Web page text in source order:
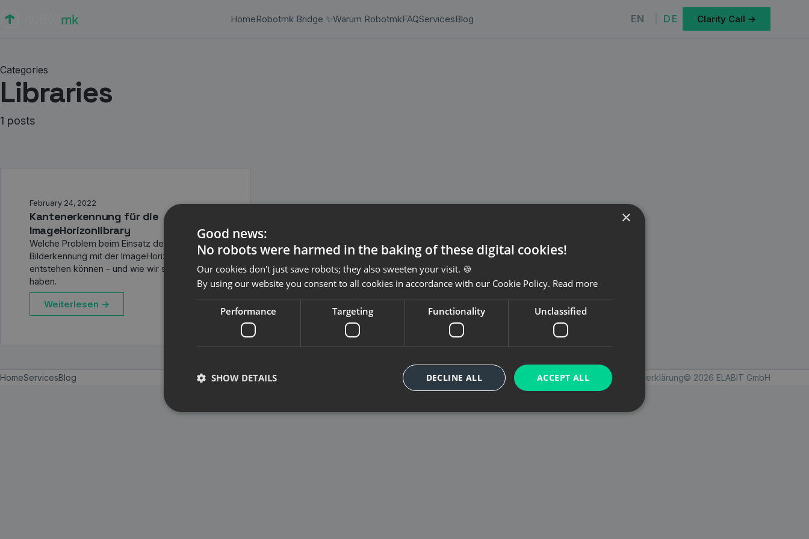
HomeRobotmk Bridge ✨Warum RobotmkFAQServicesBlog EN DE Clarity Call →
Categories
Libraries
1 posts
February 24, 2022
Kantenerkennung für die
ImageHorizonlibrary
Welche Problem beim Einsatz der
Bilderkennung mit der ImageHorizonLibrary
entstehen können - und wie wir sie gelöst
haben.
Weiterlesen →
HomeServicesBlog Imprint Datenschutzerklärung© 2026 ELABIT GmbH
×
Good news:
No robots were harmed in the baking of these digital cookies!
Our cookies don't just save robots; they also sweeten your visit. 🍪
By using our website you consent to all cookies in accordance with our Cookie Policy. Read more
Performance Targeting Functionality Unclassified
ACCEPT ALL
DECLINE ALL
SHOW DETAILS